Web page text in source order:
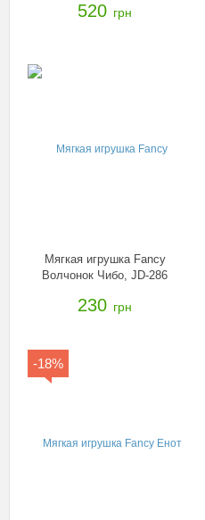
520 грн
Мягкая игрушка Fancy
Волчонок Чибо, JD-286
230 грн
-18%